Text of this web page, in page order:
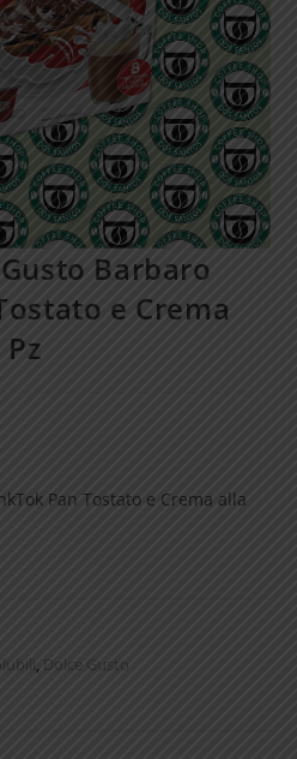
Barbaro
e Crema
Pan Tostato e Crema alla
, Dolce Gusto